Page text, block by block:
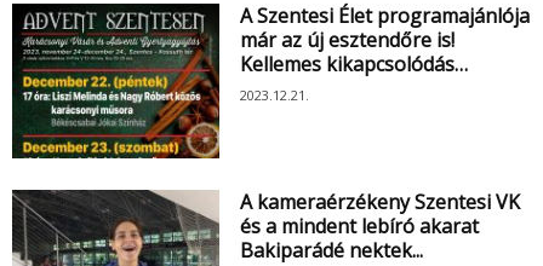
A Szentesi Élet programajánlója
már az új esztendőre is!
Kellemes kikapcsolódás…
2023.12.21.
A kameraérzékeny Szentesi VK
és a mindent lebíró akarat
Bakiparádé nektek...